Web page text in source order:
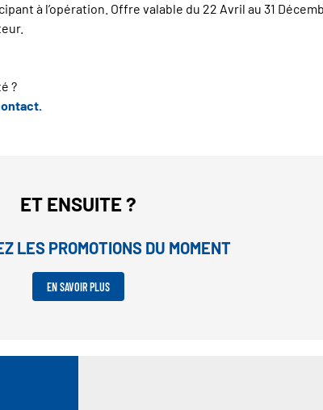
à l’opération. Offre valable du 22 Avril au 31
?
ET ENSUITE ?
LES PROMOTIONS DU MOMENT
EN SAVOIR PLUS